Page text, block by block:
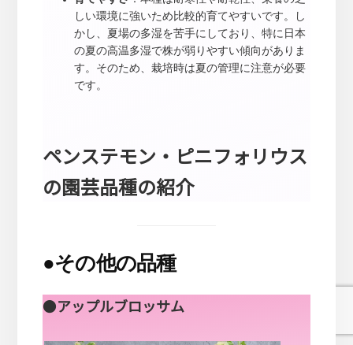
しい環境に強いため比較的育てやすいです。し
かし、夏場の多湿を苦手にしており、特に日本
の夏の高温多湿で株が弱りやすい傾向がありま
す。そのため、栽培時は夏の管理に注意が必要
です。
ペンステモン・ピニフォリウス
の園芸品種の紹介
●その他の品種
●アップルブロッサム